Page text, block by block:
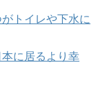
トイレや下水に
に居るより幸